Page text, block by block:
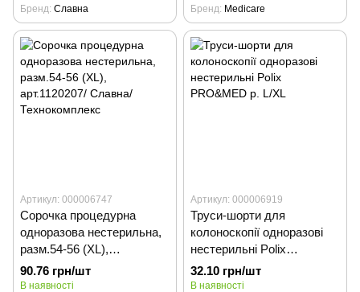
Бренд Славна Бренд Medicare
Артикул: 000006747
Сорочка процедурна
одноразова нестерильна,
разм.54-56 (XL),
арт.1120207/ Славна/
Технокомплекс
90.76 грн/шт
В наявності
Артикул: 000006919
Труси-шорти для
колоноскопії одноразові
нестерильні Polix
PRO&MED р. L/XL
32.10 грн/шт
В наявності